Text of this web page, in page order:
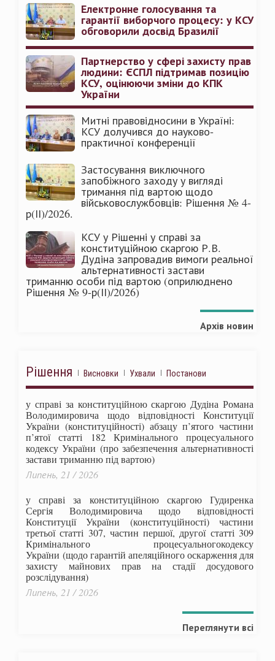
Електронне голосування та
гарантії виборчого процесу: у КСУ
обговорили досвід Бразилії
Партнерство у сфері захисту прав
людини: ЄСПЛ підтримав позицію
КСУ, оцінюючи зміни до КПК
України
Митні правовідносини в Україні:
КСУ долучився до науково-
практичної конференції
Застосування виключного
запобіжного заходу у вигляді
тримання під вартою щодо
військовослужбовців: Рішення № 4-
р(ІІ)/2026.
КСУ у Рішенні у справі за
конституційною скаргою Р.В.
Дудіна запровадив вимоги реальної
альтернативності застави
триманню особи під вартою (оприлюднено
Рішення № 9-р(ІІ)/2026)
Архів новин
Рішення Висновки Ухвали Постанови
у справі за конституційною скаргою Дудіна Романа
Володимировича щодо відповідності Конституції
України (конституційності) абзацу п’ятого частини
п’ятої статті 182 Кримінального процесуального
кодексу України (про забезпечення альтернативності
застави триманню під вартою)
Липень, 21 / 2026
у справі за конституційною скаргою Гудиренка
Сергія Володимировича щодо відповідності
Конституції України (конституційності) частини
третьої статті 307, частин першої, другої статті 309
Кримінального процесуальногокодексу
України (щодо гарантій апеляційного оскарження для
захисту майнових прав на стадії досудового
розслідування)
Липень, 21 / 2026
Переглянути всі